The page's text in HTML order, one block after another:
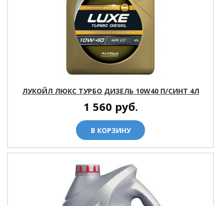
ЛУКОЙЛ ЛЮКС ТУРБО ДИЗЕЛЬ 10W40 П/СИНТ 4Л
1 560 руб.
В КОРЗИНУ